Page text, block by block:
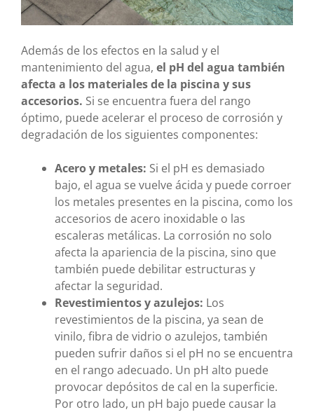
Además de los efectos en la salud y el
mantenimiento del agua, el pH del agua también
afecta a los materiales de la piscina y sus
accesorios. Si se encuentra fuera del rango
óptimo, puede acelerar el proceso de corrosión y
degradación de los siguientes componentes:
Acero y metales: Si el pH es demasiado
bajo, el agua se vuelve ácida y puede corroer
los metales presentes en la piscina, como los
accesorios de acero inoxidable o las
escaleras metálicas. La corrosión no solo
afecta la apariencia de la piscina, sino que
también puede debilitar estructuras y
afectar la seguridad.
Revestimientos y azulejos: Los
revestimientos de la piscina, ya sean de
vinilo, fibra de vidrio o azulejos, también
pueden sufrir daños si el pH no se encuentra
en el rango adecuado. Un pH alto puede
provocar depósitos de cal en la superficie.
Por otro lado, un pH bajo puede causar la